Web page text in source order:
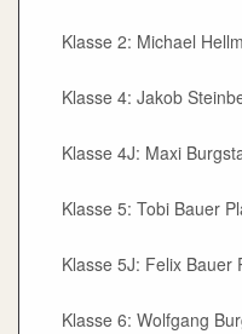
Klasse 2: Michael
Klasse 4: Jakob
Klasse 4J: Maxi
Klasse 5: Tobi Bauer
Klasse 5J: Felix Bauer
Klasse 6: Wolfgang